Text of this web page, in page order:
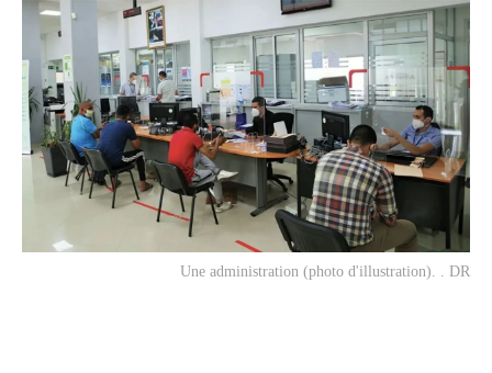
Une administration (photo d'illustration). . DR